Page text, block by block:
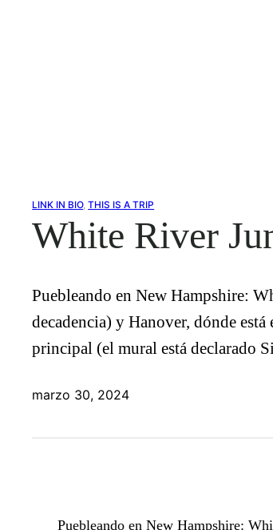
LINK IN BIO, THIS IS A TRIP
White River
Puebleando en New Hampshire:
decadencia) y Hanover, dónde
principal (el mural está declarado
marzo 30, 2024
Puebleando en New Hampshire: